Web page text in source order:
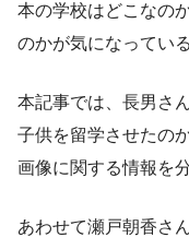
本の学校はどこなの
のかが気になってい
本記事では、長男さ
子供を留学させたの
画像に関する情報を
あわせて瀬戸朝香さ